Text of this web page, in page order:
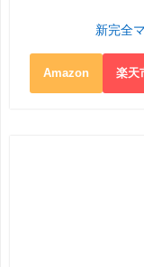
新完全
Amazon 楽天